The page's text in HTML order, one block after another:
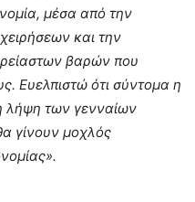
μέσα από την
και την
βαρών που
Ευελπιστώ ότι σύντομα η
λήψη των γενναίων
γίνουν μοχλός